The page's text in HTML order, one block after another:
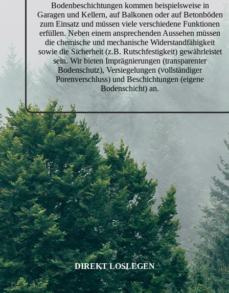
Bodenbeschichtungen kommen beispielsweise in
Garagen und Kellern, auf Balkonen oder auf Betonböden
zum Einsatz und müssen viele verschiedene Funktionen
erfüllen. Neben einem ansprechenden Aussehen müssen
die chemische und mechanische Widerstandfähigkeit
sowie die Sicherheit (z.B. Rutschfestigkeit) gewährleistet
sein. Wir bieten Imprägnierungen (transparenter
Bodenschutz), Versiegelungen (vollständiger
Porenverschluss) und Beschichtungen (eigene
Bodenschicht) an.
DIREKT LOSLEGEN